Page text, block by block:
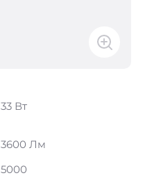
33 Вт
3600 Лм
5000